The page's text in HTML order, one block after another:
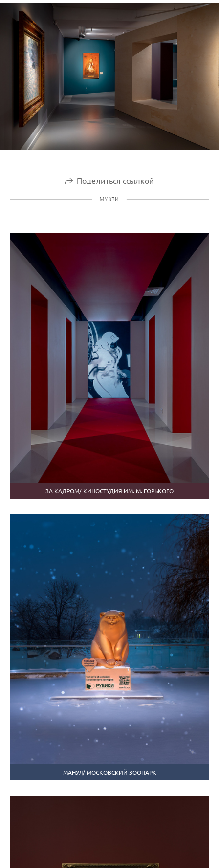
Поделиться ссылкой
МУЗЕИ
ЗА КАДРОМ/ КИНОСТУДИЯ ИМ. М. ГОРЬКОГО
МАНУЛ/ МОСКОВСКИЙ ЗООПАРК